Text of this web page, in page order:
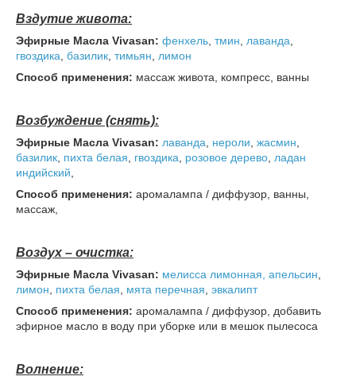
Вздутие живота:
Эфирные Масла Vivasan: фенхель, тмин, лаванда,
гвоздика, базилик, тимьян, лимон
Способ применения: массаж живота, компресс, ванны
Возбуждение (снять):
Эфирные Масла Vivasan: лаванда, нероли, жасмин,
базилик, пихта белая, гвоздика, розовое дерево, ладан
индийский,
Способ применения: аромалампа / диффузор, ванны,
массаж,
Воздух – очистка:
Эфирные Масла Vivasan: мелисса лимонная, апельсин,
лимон, пихта белая, мята перечная, эвкалипт
Способ применения: аромалампа / диффузор, добавить
эфирное масло в воду при уборке или в мешок пылесоса
Волнение: